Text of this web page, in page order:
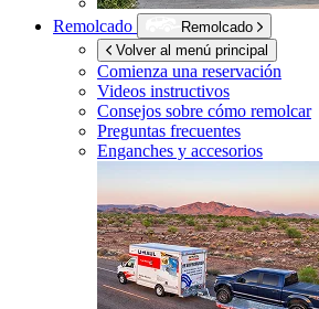
Remolcado
Remolcado
Volver al menú principal
Comienza una reservación
Videos instructivos
Consejos sobre cómo remolcar
Preguntas frecuentes
Enganches y accesorios